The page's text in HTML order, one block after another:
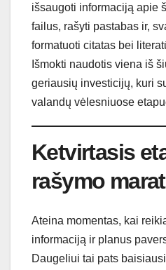
išsaugoti informaciją apie
failus, rašyti pastabas ir,
formatuoti citatas bei
Išmokti naudotis viena iš
geriausių investicijų, kuri
valandų vėlesniuose
Ketvirtasis
rašymo
Ateina momentas, kai
informaciją ir planus
Daugeliui tai pats